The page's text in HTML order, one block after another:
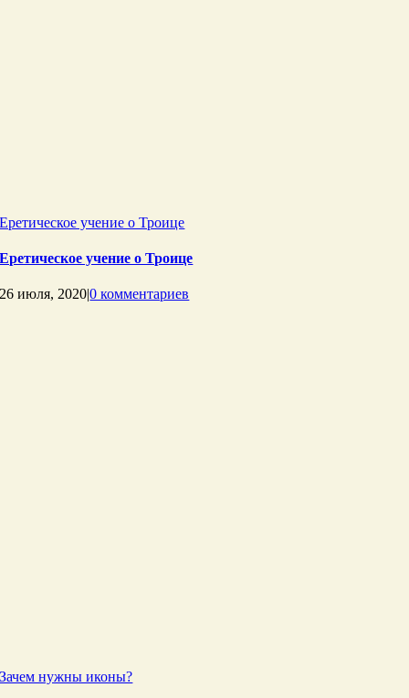
Еретическое учение о Троице
Еретическое учение о Троице
26 июля, 2020|0 комментариев
Зачем нужны иконы?